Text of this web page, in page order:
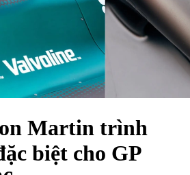
Martin trình
biệt cho GP